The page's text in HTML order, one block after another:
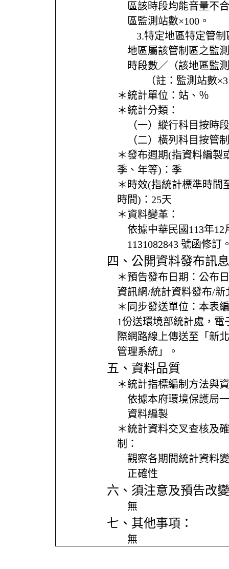
區該時段均能音量不
區監測站數×100。
ㅤ3.特定地區特定管
地區屬該管制區之監
時段數／（該地區監
ㅤㅤ（註：監測站數
＊統計單位： 站、％
＊統計分類：
（一）縱行科目按時
（二）橫列科目按管
＊發布週期(指資料編製
季、年等)： 季
＊時效(指統計標準時間
時間)： 25天
＊資料變革：
依據中華民國113年12
1131082843 號函修訂
四、公開資料發布訊息
＊預告發布日期： 公布
資訊網/統計資料發布/
＊同步發送單位： 本表
1份送環境部統計處，
際網路線上傳送至「新
管理系統」。
五、資料品質
＊統計指標編制方法與
依據本府環境保護局
資料編製
＊統計資料交叉查核及
制：
觀察各期間統計資料
正確性
六、須注意及預告改
無
七、其他事項：
無